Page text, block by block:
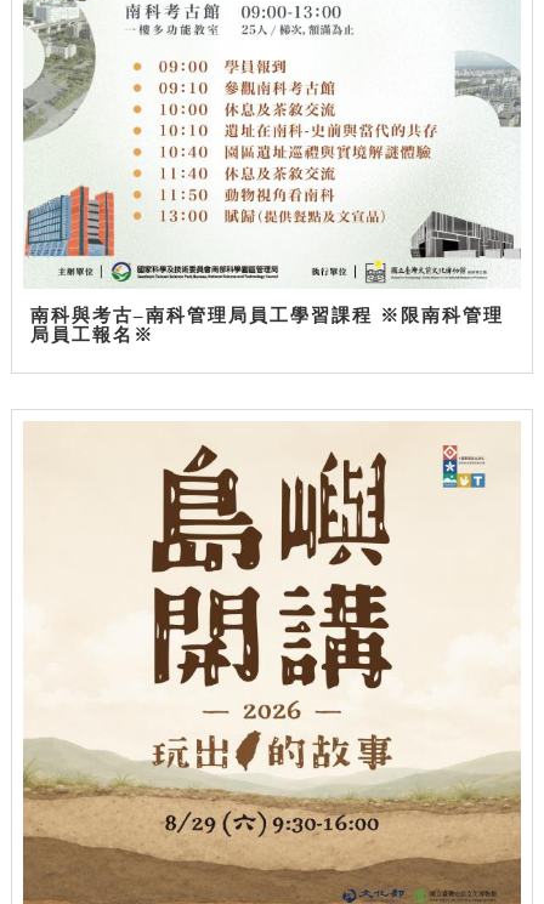
南科與考古–南科管理局員工學習課程 ※限南科管理
局員工報名※